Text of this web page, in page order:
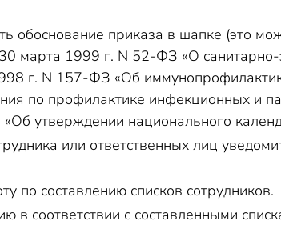
обоснование приказа в шапке (это
марта 1999 г. N 52-ФЗ «О санитарно-
г. N 157-ФЗ «Об
по профилактике инфекционных и
утверждении национального
или ответственных лиц
по составлению списков сотрудников.
в соответствии с составленными